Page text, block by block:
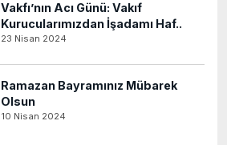
Vakfı’nın Acı Günü: Vakıf
Kurucularımızdan İşadamı Haf..
23 Nisan 2024
Ramazan Bayramınız Mübarek
Olsun
10 Nisan 2024